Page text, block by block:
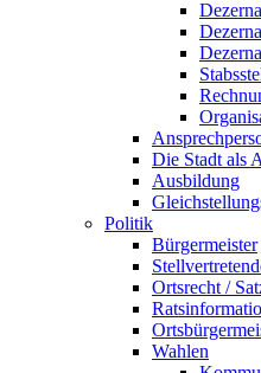
Die Stadt als
Ausbildung
Politik
Bürgermeister
Ortsrecht /
Wahlen